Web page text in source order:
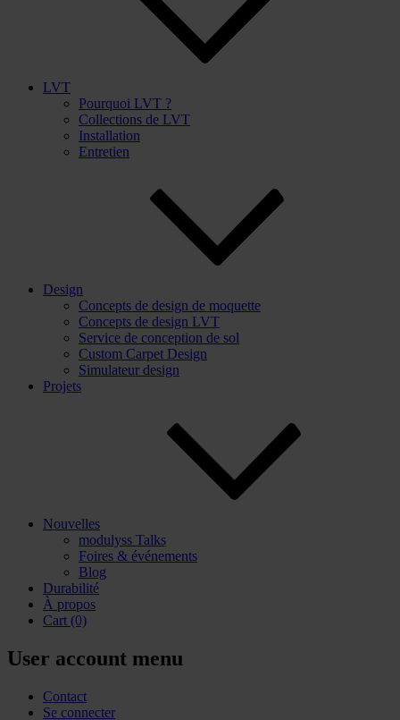
LVT
Pourquoi LVT ?
Collections de LVT
Installation
Entretien
Design
Concepts de design de moquette
Concepts de design LVT
Service de conception de sol
Custom Carpet Design
Simulateur design
Projets
Nouvelles
modulyss Talks
Foires & événements
Blog
Durabilité
À propos
Cart (0)
User account menu
Contact
Se connecter